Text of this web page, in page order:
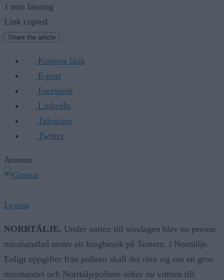
1 min läsning
Link copied
Share the article
Kopiera länk
E-post
Facebook
LinkedIn
Telegram
Twitter
Annons
Lyssna
NORRTÄLJE. Under natten till söndagen blev en person
misshandlad under ett krogbesök på Teatern, i Norrtälje.
Enligt uppgifter från polisen skall det röra sig om en grov
misshandel och Norrtäljepolisen söker nu vittnen till